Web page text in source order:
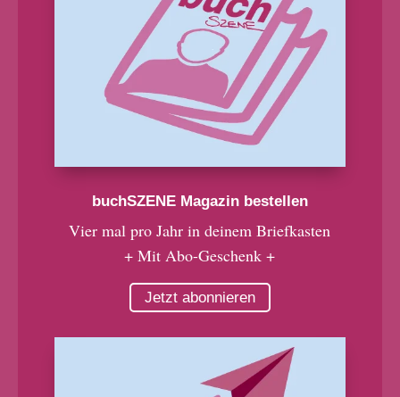
buchSZENE Magazin bestellen
Vier mal pro Jahr in deinem Briefkasten
+ Mit Abo-Geschenk +
Jetzt abonnieren